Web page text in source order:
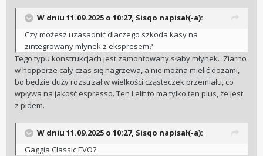
W dniu 11.09.2025 o 10:27, Sisqo napisał(-a):
Czy możesz uzasadnić dlaczego szkoda kasy na
zintegrowany młynek z ekspresem?
Tego typu konstrukcjach jest zamontowany słaby młynek. Ziarno
w hopperze cały czas się nagrzewa, a nie można mielić dozami,
bo będzie duży rozstrzał w wielkości cząsteczek przemiału, co
wpływa na jakość espresso. Ten Lelit to ma tylko ten plus, że jest
z pidem.
W dniu 11.09.2025 o 10:27, Sisqo napisał(-a):
Gaggia Classic EVO?